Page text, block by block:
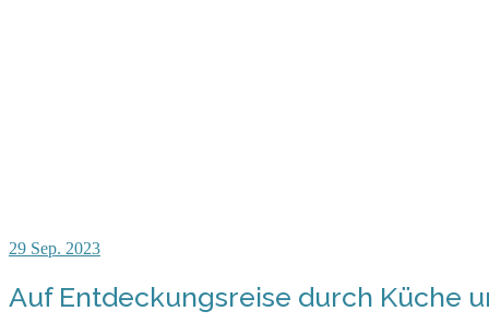
29 Sep. 2023
Auf Entdeckungsreise durch Küche